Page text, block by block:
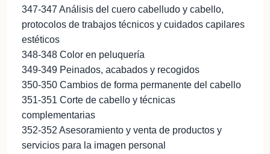
347-347 Análisis del cuero cabelludo y cabello,
protocolos de trabajos técnicos y cuidados capilares
estéticos
348-348 Color en peluquería
349-349 Peinados, acabados y recogidos
350-350 Cambios de forma permanente del cabello
351-351 Corte de cabello y técnicas
complementarias
352-352 Asesoramiento y venta de productos y
servicios para la imagen personal